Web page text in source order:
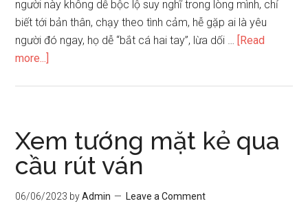
người này không dễ bộc lộ suy nghĩ trong lòng mình, chỉ
biết tới bản thân, chạy theo tình cảm, hễ gặp ai là yêu
người đó ngay, họ dễ “bắt cá hai tay”, lừa dối … [Read
more...]
cầu
rút
Xem tướng mặt kẻ qua
cầu rút ván
06/06/2023 byAdmin Leave a Comment